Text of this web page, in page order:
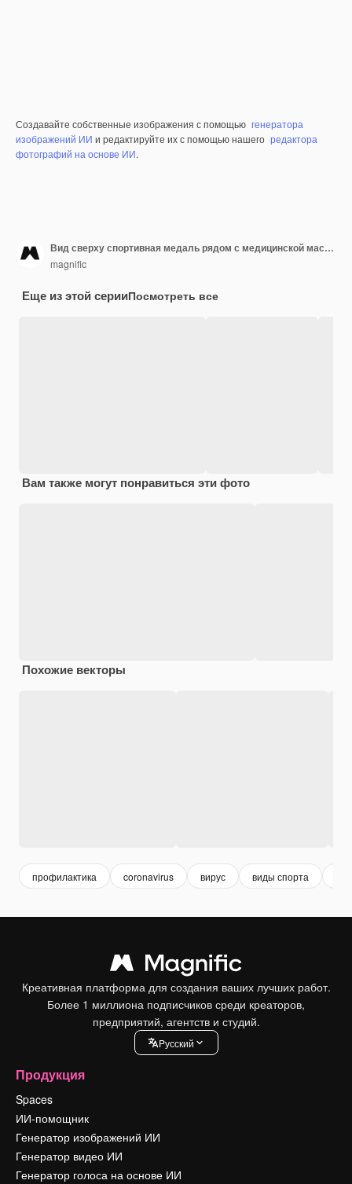
Создавайте собственные изображения с помощью генератора
изображений ИИ и редактируйте их с помощью нашего редактора
фотографий на основе ИИ.
Вид сверху спортивная медаль рядом с медицинской маской
magnific
Еще из этой серииПосмотреть все
Вам также могут понравиться эти фото
Похожие векторы
профилактика coronavirus вирус виды спорта
Креативная платформа для создания ваших лучших работ.
Более 1 миллиона подписчиков среди креаторов,
предприятий, агентств и студий.
Pусский
Продукция
Spaces
ИИ-помощник
Генератор изображений ИИ
Генератор видео ИИ
Генератор голоса на основе ИИ